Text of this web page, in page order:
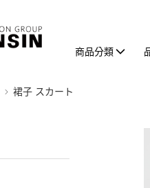
商品分類
裙子 スカート